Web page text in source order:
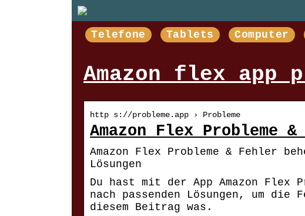
Telefone Tablets Computer
Amazon flex app
http s://probleme.app › Probleme
Amazon Flex Probleme
Amazon Flex Probleme & Fehler
Lösungen
Du hast mit der App Amazon Flex
nach passenden Lösungen, um
diesem Beitrag was.